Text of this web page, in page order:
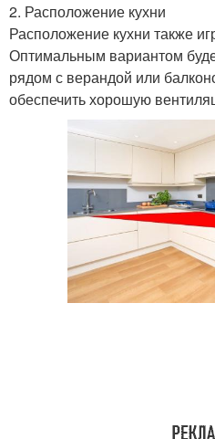
2. Расположение кухни
Расположение кухни также
Оптимальным вариантом
рядом с верандой или
обеспечить хорошую